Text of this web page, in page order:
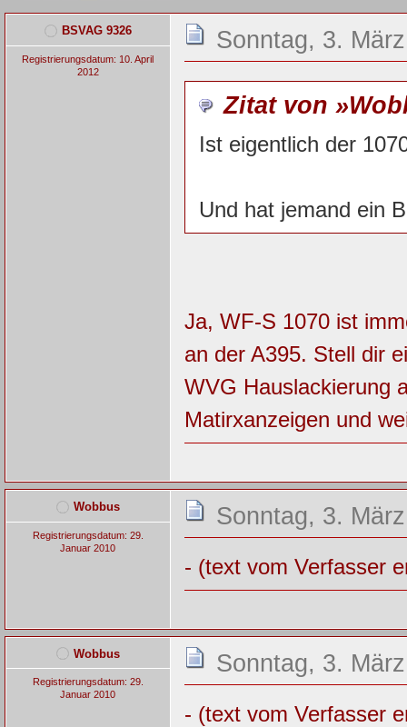
BSVAG 9326
Registrierungsdatum: 10. April
2012
Sonntag, 3.
Zitat von
Ist eigentlich der
Und hat jemand ein
Ja, WF-S 1070 ist
an der A395. Stell dir
WVG Hauslackierung
Matirxanzeigen und
Wobbus
Registrierungsdatum: 29.
Januar 2010
Sonntag, 3.
- (text vom Verfasser
Wobbus
Registrierungsdatum: 29.
Januar 2010
Sonntag, 3.
- (text vom Verfasser